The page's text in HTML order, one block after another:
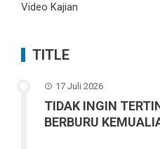
Video Kajian
TITLE
17 Juli 2026
TIDAK INGIN
BERBURU